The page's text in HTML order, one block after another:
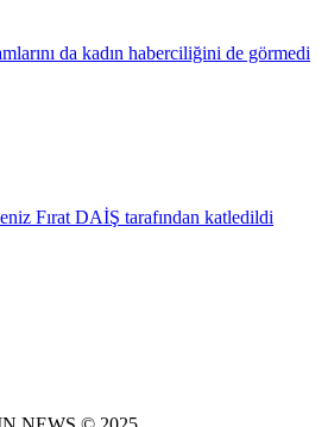
da kadın haberciliğini de görmedi
Fırat DAİŞ tarafından katledildi